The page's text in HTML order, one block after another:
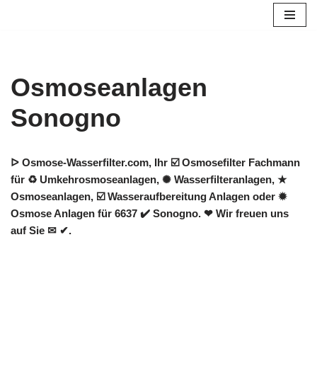
Osmoseanlagen
Sonogno
ᐅ Osmose-Wasserfilter.com, Ihr ☑️ Osmosefilter Fachmann
für ♻ Umkehrosmoseanlagen, ✺ Wasserfilteranlagen, ★
Osmoseanlagen, ☑️ Wasseraufbereitung Anlagen oder ✹
Osmose Anlagen für 6637 ✔️ Sonogno. ❤ Wir freuen uns
auf Sie ✉ ✔.